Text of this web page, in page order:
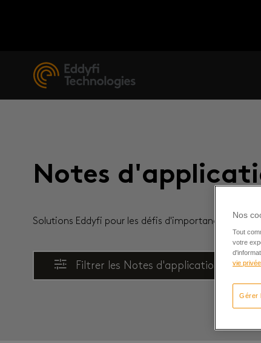
Notes
Solutions Eddyfi pour les défis d'importance
Filtrer les Notes d'application
Nos
Tout
votre
vie privée
Gérer